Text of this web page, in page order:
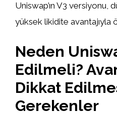
Uniswap’ın V3 versiyonu,
yüksek likidite avantajıyla
Neden
Edilmeli?
Dikkat
Gerekenler